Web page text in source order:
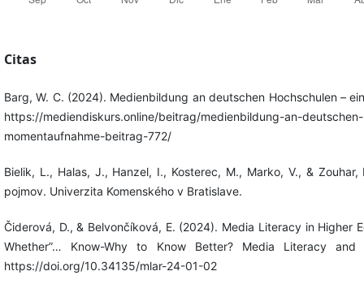
Citas
Barg, W. C. (2024). Medienbildung an deutschen Hochschulen –
https://mediendiskurs.online/beitrag/medienbildung-an-
momentaufnahme-beitrag-772/
Bielik, L., Halas, J., Hanzel, I., Kosterec, M., Marko, V., &
pojmov. Univerzita Komenského v Bratislave.
Čiderová, D., & Belvončíková, E. (2024). Media Literacy in Higher
Whether”… Know-Why to Know Better? Media Literacy and
https://doi.org/10.34135/mlar-24-01-02